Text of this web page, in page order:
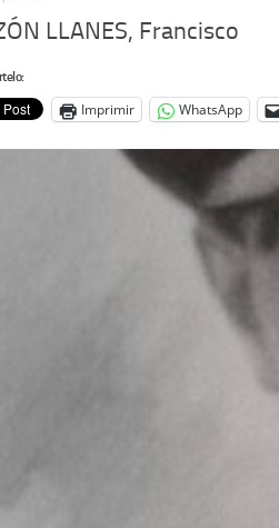
LLANES, Francisco
Imprimir WhatsApp